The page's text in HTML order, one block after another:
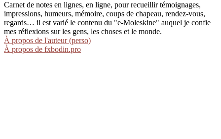
Carnet de notes en lignes, en ligne, pour recueillir témoignages,
impressions, humeurs, mémoire, coups de chapeau, rendez-vous,
regards… il est varié le contenu du "e-Moleskine" auquel je confie
mes réflexions sur les gens, les choses et le monde.
À propos de l'auteur (perso)
À propos de fxbodin.pro